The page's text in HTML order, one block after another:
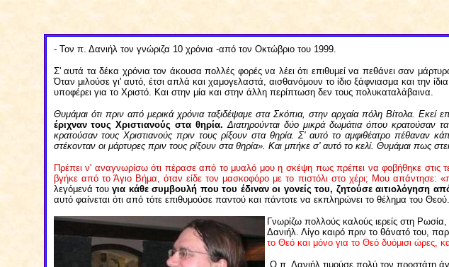
- Τον π. Δανιήλ τον γνώριζα 10 χρόνια -από τον Οκτώβριο του 1999.
Σ' αυτά τα δέκα χρόνια τον άκουσα πολλές φορές να λέει ότι επιθυμεί να πεθάνει σαν
Όταν μιλούσε γι' αυτό, έτσι απλά και χαμογελαστά, αισθανόμουν το ίδιο ξάφνιασμα και την
υποφέρει για το Χριστό. Και στην μία και στην άλλη περίπτωση δεν τους πολυκαταλάβαινα.
Θυμάμαι ότι πριν από μερικά χρόνια ταξιδέψαμε στα Σκόπια, στην αρχαία πόλη Βίτολα. Εκεί
έριχναν τους Χριστιανούς στα θηρία.Διατηρούνται δύο μικρά δωμάτια όπου
κρατούσαν τους Χριστιανούς πριν τους ρίξουν στα θηρία. Σ' αυτό το αμφιθέατρο πέθαναν
στέκονταν οι μάρτυρες πριν τους ρίξουν στα θηρία». Και μπήκε σ' αυτό το κελί. Θυμάμαι πως
Πρέπει ν' αναγνωρίσω ότι πέρασε από το μυαλό μου η σκέψη πως πρέπει να φοβήθηκε στις
βγήκε από το Άγιο Βήμα, όταν είδε τον μασκοφόρο με το πιστόλι στο χέρι; Μου απάντησε:
λεγόμενά του για κάθε συμβουλή που του έδιναν οι γονείς του, ζητούσε αιτιολόγηση
αυτό φαίνεται ότι από τότε επιθυμούσε παντού και πάντοτε να εκπληρώνει το θέλημα του Θεού.
Γνωρίζω πολλούς καλούς ιερείς στη
Δανιήλ. Λίγο καιρό πριν το θάνατό του,
το Θεό και μόνο για το Θεό δυόμισι ώρες,
Ο π. Δανιήλ τιμούσε πολύ τον προστάτη